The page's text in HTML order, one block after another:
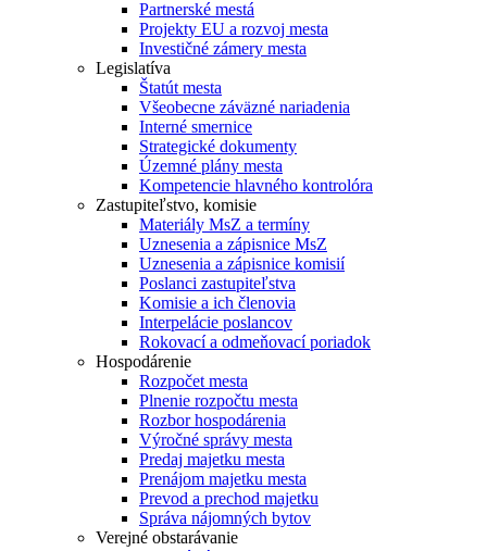
Partnerské mestá
Projekty EU a rozvoj mesta
Investičné zámery mesta
Legislatíva
Štatút mesta
Všeobecne záväzné nariadenia
Interné smernice
Strategické dokumenty
Územné plány mesta
Kompetencie hlavného kontrolóra
Zastupiteľstvo, komisie
Materiály MsZ a termíny
Uznesenia a zápisnice MsZ
Uznesenia a zápisnice komisií
Poslanci zastupiteľstva
Komisie a ich členovia
Interpelácie poslancov
Rokovací a odmeňovací poriadok
Hospodárenie
Rozpočet mesta
Plnenie rozpočtu mesta
Rozbor hospodárenia
Výročné správy mesta
Predaj majetku mesta
Prenájom majetku mesta
Prevod a prechod majetku
Správa nájomných bytov
Verejné obstarávanie